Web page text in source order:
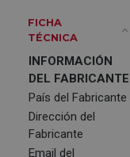
FICHA
TÉCNICA
INFORMACIÓN
DEL FABRICANTE
País del Fabricante
Dirección del
Fabricante
Email del